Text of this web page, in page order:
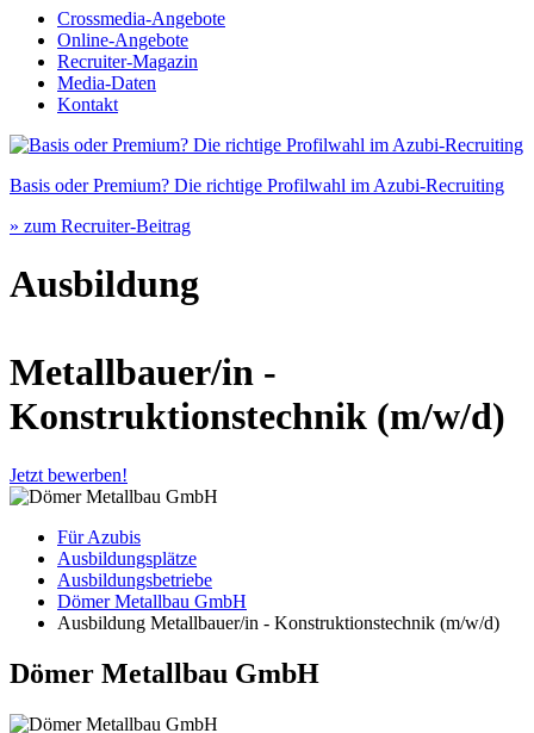
Crossmedia-Angebote
Online-Angebote
Recruiter-Magazin
Media-Daten
Kontakt
Basis oder Premium? Die richtige Profilwahl im Azubi-Recruiting
» zum Recruiter-Beitrag
Ausbildung
Metallbauer/in -
Konstruktionstechnik (m/w/d)
Jetzt bewerben!
Für Azubis
Ausbildungsplätze
Ausbildungsbetriebe
Dömer Metallbau GmbH
Ausbildung Metallbauer/in - Konstruktionstechnik (m/w/d)
Dömer Metallbau GmbH